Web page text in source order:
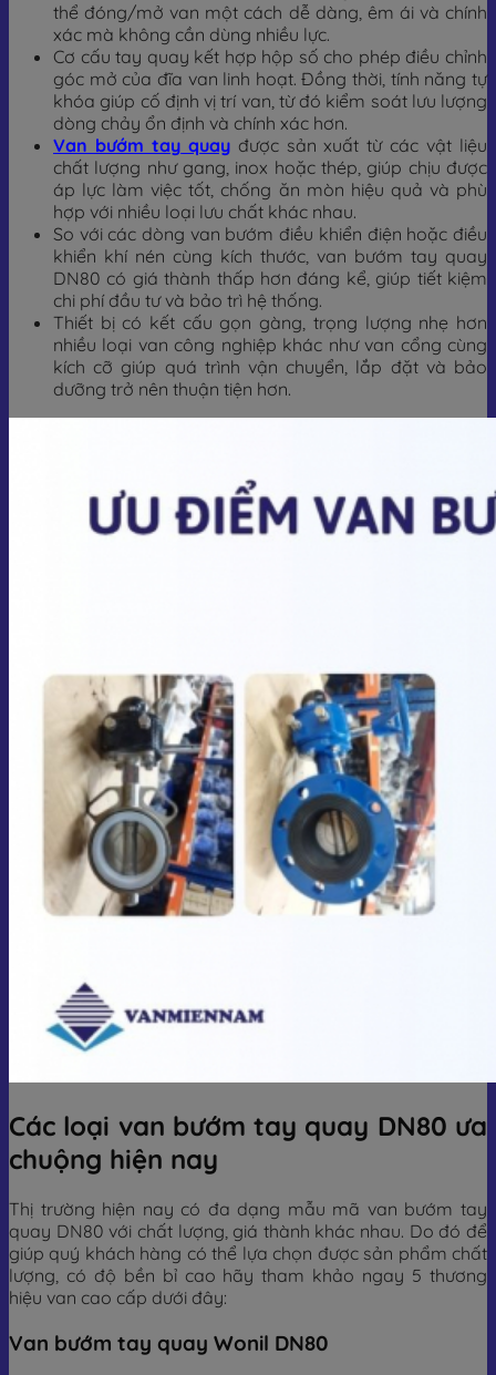
thể đóng/mở van một cách dễ dàng, êm ái và chính
xác mà không cần dùng nhiều lực.
Cơ cấu tay quay kết hợp hộp số cho phép điều chỉnh
góc mở của đĩa van linh hoạt. Đồng thời, tính năng tự
khóa giúp cố định vị trí van, từ đó kiểm soát lưu lượng
dòng chảy ổn định và chính xác hơn.
Van bướm tay quayđược sản xuất từ các vật liệu
chất lượng như gang, inox hoặc thép, giúp chịu được
áp lực làm việc tốt, chống ăn mòn hiệu quả và phù
hợp với nhiều loại lưu chất khác nhau.
So với các dòng van bướm điều khiển điện hoặc điều
khiển khí nén cùng kích thước, van bướm tay quay
DN80 có giá thành thấp hơn đáng kể, giúp tiết kiệm
chi phí đầu tư và bảo trì hệ thống.
Thiết bị có kết cấu gọn gàng, trọng lượng nhẹ hơn
nhiều loại van công nghiệp khác như van cổng cùng
kích cỡ giúp quá trình vận chuyển, lắp đặt và bảo
dưỡng trở nên thuận tiện hơn.
Các loại van bướm tay quay DN80 ưa
chuộng hiện nay
Thị trường hiện nay có đa dạng mẫu mã van bướm tay
quay DN80 với chất lượng, giá thành khác nhau. Do đó để
giúp quý khách hàng có thể lựa chọn được sản phẩm chất
lượng, có độ bền bỉ cao hãy tham khảo ngay 5 thương
hiệu van cao cấp dưới đây:
Van bướm tay quay Wonil DN80